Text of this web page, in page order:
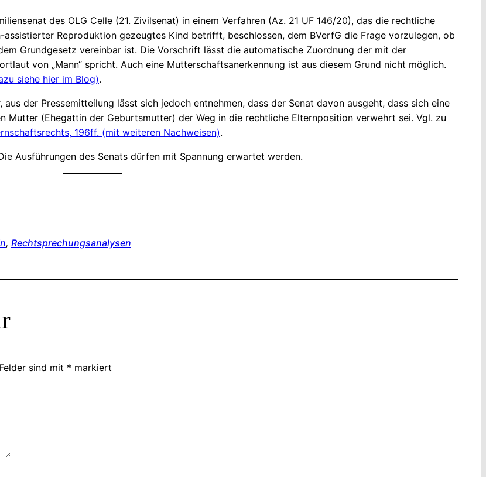
des OLG Celle (21. Zivilsenat) in einem Verfahren (Az. 21 UF 146/20), das die rechtliche
Reproduktion gezeugtes Kind betrifft, beschlossen, dem BVerfG die Frage vorzulegen, ob
Grundgesetz vereinbar ist. Die Vorschrift lässt die automatische Zuordnung der mit der
von „Mann“ spricht. Auch eine Mutterschaftsanerkennung ist aus diesem Grund nicht möglich.
siehe hier im Blog).
der Pressemitteilung lässt sich jedoch entnehmen, dass der Senat davon ausgeht, dass sich eine
Mutter (Ehegattin der Geburtsmutter) der Weg in die rechtliche Elternposition verwehrt sei. Vgl. zu
196ff. (mit weiteren Nachweisen).
Ausführungen des Senats dürfen mit Spannung erwartet werden.
, Rechtsprechungsanalysen
sind mit * markiert